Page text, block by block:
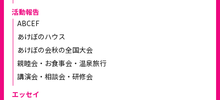
活動報告
ABCEF
あけぼのハウス
あけぼの会秋の全国大会
親睦会・お食事会・温泉旅行
講演会・相談会・研修会
エッセイ